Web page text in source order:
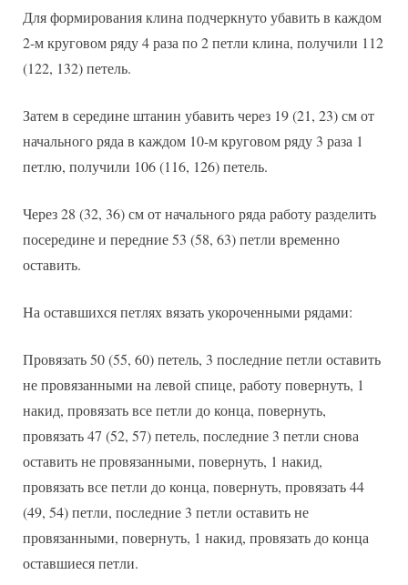
Для формирования клина подчеркнуто убавить в каждом
2-м круговом ряду 4 раза по 2 петли клина, получили 112
(122, 132) петель.
Затем в середине штанин убавить через 19 (21, 23) см от
начального ряда в каждом 10-м круговом ряду 3 раза 1
петлю, получили 106 (116, 126) петель.
Через 28 (32, 36) см от начального ряда работу разделить
посередине и передние 53 (58, 63) петли временно
оставить.
На оставшихся петлях вязать укороченными рядами:
Провязать 50 (55, 60) петель, 3 последние петли оставить
не провязанными на левой спице, работу повернуть, 1
накид, провязать все петли до конца, повернуть,
провязать 47 (52, 57) петель, последние 3 петли снова
оставить не провязанными, повернуть, 1 накид,
провязать все петли до конца, повернуть, провязать 44
(49, 54) петли, последние 3 петли оставить не
провязанными, повернуть, 1 накид, провязать до конца
оставшиеся петли.